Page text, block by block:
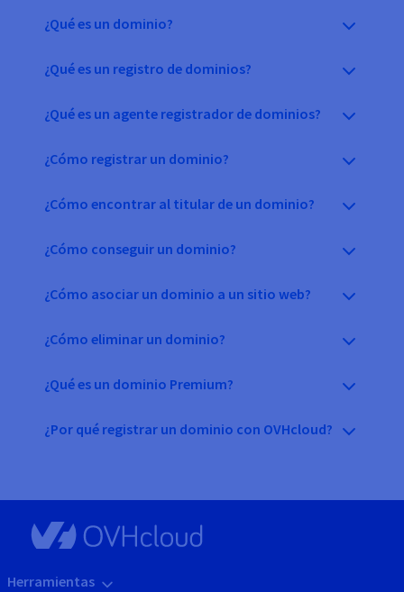
¿Qué es un dominio?
¿Qué es un registro de dominios?
¿Qué es un agente registrador de dominios?
¿Cómo registrar un dominio?
¿Cómo encontrar al titular de un dominio?
¿Cómo conseguir un dominio?
¿Cómo asociar un dominio a un sitio web?
¿Cómo eliminar un dominio?
¿Qué es un dominio Premium?
¿Por qué registrar un dominio con OVHcloud?
Herramientas